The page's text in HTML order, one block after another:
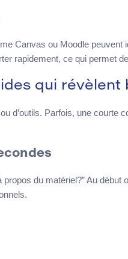
Canvas ou Moodle
rapidement, ce qui permet
qui révèlent
d’outils. Parfois, une courte
du matériel?” Au